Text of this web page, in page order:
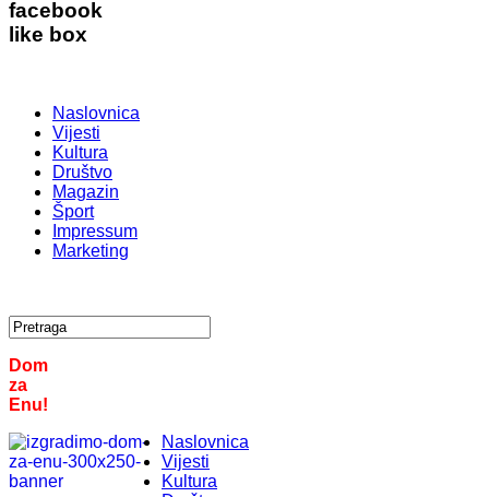
facebook
like box
Naslovnica
Vijesti
Kultura
Društvo
Magazin
Šport
Impressum
Marketing
Dom
za
Enu!
Naslovnica
Vijesti
Kultura